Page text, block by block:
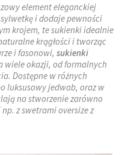
element eleganckiej
i dodaje pewności
krojem, te sukienki idealnie
krągłości i tworząc
i fasonowi, sukienki
wiele okazji, od formalnych
Dostępne w różnych
luksusowy jedwab, oraz w
na stworzenie zarówno
z swetrami oversize z